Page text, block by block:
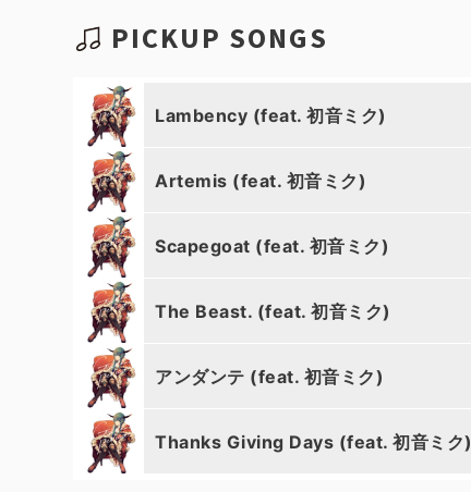
PICKUP SONGS
Lambency (feat. 初音ミク)
Artemis (feat. 初音ミク)
Scapegoat (feat. 初音ミク)
The Beast. (feat. 初音ミク)
アンダンテ (feat. 初音ミク)
Thanks Giving Days (feat. 初音ミク)